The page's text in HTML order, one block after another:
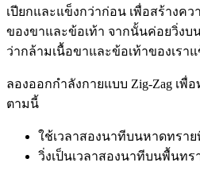
เปียกและแข็งกว่าก่อน เพื่อสร้าง
ของขาและข้อเท้า จากนั้นค่อยวิ่งบ
ว่ากล้ามเนื้อขาและข้อเท้าของเรา
ลองออกกำลังกายแบบ Zig-Zag เพื่
ตามนี้
ใช้เวลาสองนาทีบนหาดทรา
วิ่งเป็นเวลาสองนาทีบนพื้นท